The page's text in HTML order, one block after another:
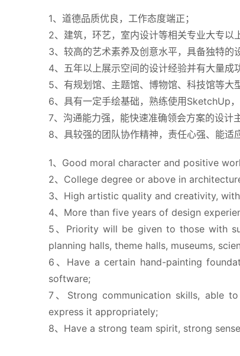
1、道德品质优良，工作态度端正；
2、建筑，环艺，室内设计等相关专业大专以
3、较高的艺术素养及创意水平，具备独特的
4、五年以上展示空间的设计经验并有大量成
5、有规划馆、主题馆、博物馆、科技馆等大
6、具有一定手绘基础，熟练使用SketchUp
7、沟通能力强，能快速准确领会方案的设计
8、具较强的团队协作精神，责任心强、能适
1、Good moral character and positive
2、College degree or above in
3、High artistic quality and creativity,
4、More than five years of design
5、Priority will be given to those with
planning halls, theme halls, museums,
6、Have a certain hand-painting
software;
7、Strong communication skills, able
express it appropriately;
8、Have a strong team spirit, strong